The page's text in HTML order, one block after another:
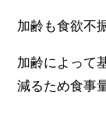
加齢も食欲不
加齢によって
減るため食事